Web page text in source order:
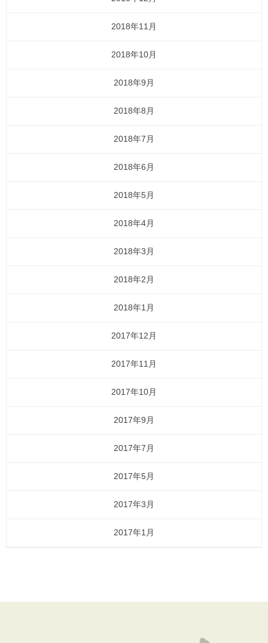
2018年11月
2018年10月
2018年9月
2018年8月
2018年7月
2018年6月
2018年5月
2018年4月
2018年3月
2018年2月
2018年1月
2017年12月
2017年11月
2017年10月
2017年9月
2017年7月
2017年5月
2017年3月
2017年1月